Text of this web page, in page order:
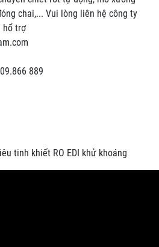
chai,... Vui lòng liên hệ công ty
hổ trợ
889
tinh khiết RO EDI khử khoáng